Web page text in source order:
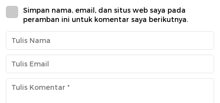
Simpan nama, email, dan situs web saya pada
peramban ini untuk komentar saya berikutnya.